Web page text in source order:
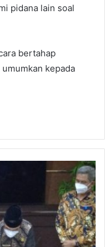
pidana lain soal
bertahap
kepada